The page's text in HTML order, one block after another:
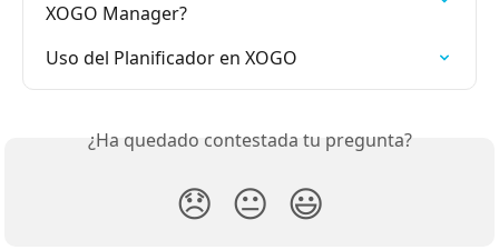
XOGO Manager?
Uso del Planificador en XOGO
¿Ha quedado contestada tu pregunta?
😞 😐 😃